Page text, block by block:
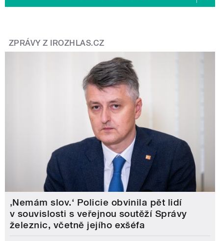
ZPRÁVY Z IROZHLAS.CZ
‚Nemám slov.‘ Policie obvinila pět lidí
v souvislosti s veřejnou soutěží Správy
železnic, včetně jejího exšéfa